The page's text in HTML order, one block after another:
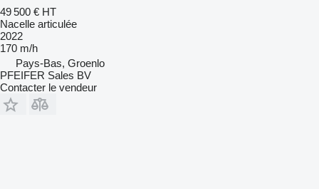
49 500 € HT
Nacelle articulée
2022
170 m/h
Pays-Bas, Groenlo
PFEIFER Sales BV
Contacter le vendeur